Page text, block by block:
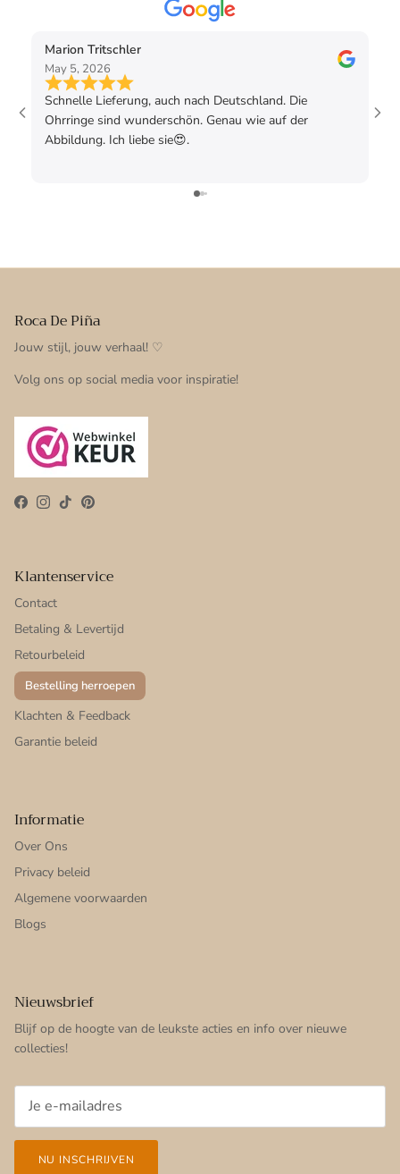
Marion Tritschler
May 5, 2026
Schnelle Lieferung, auch nach Deutschland. Die
Ohrringe sind wunderschön. Genau wie auf der
Abbildung. Ich liebe sie😍.
Roca De Piña
Jouw stijl, jouw verhaal! ♡
Volg ons op social media voor inspiratie!
Facebook
Instagram
TikTokPinterest
Klantenservice
Contact
Betaling & Levertijd
Retourbeleid
Bestelling herroepen
Klachten & Feedback
Garantie beleid
Informatie
Over Ons
Privacy beleid
Algemene voorwaarden
Blogs
Nieuwsbrief
Blijf op de hoogte van de leukste acties en info over nieuwe
collecties!
NU INSCHRIJVEN